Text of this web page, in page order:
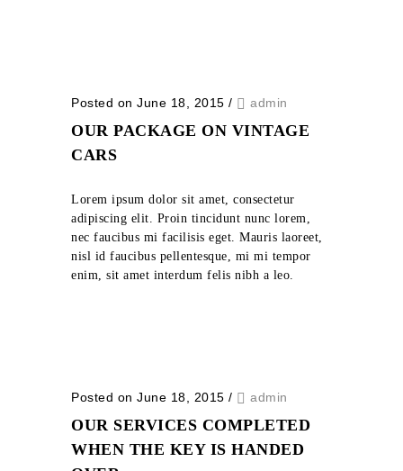
Posted on June 18, 2015 / admin
OUR PACKAGE ON VINTAGE
CARS
Lorem ipsum dolor sit amet, consectetur
adipiscing elit. Proin tincidunt nunc lorem,
nec faucibus mi facilisis eget. Mauris laoreet,
nisl id faucibus pellentesque, mi mi tempor
enim, sit amet interdum felis nibh a leo.
Posted on June 18, 2015 / admin
OUR SERVICES COMPLETED
WHEN THE KEY IS HANDED